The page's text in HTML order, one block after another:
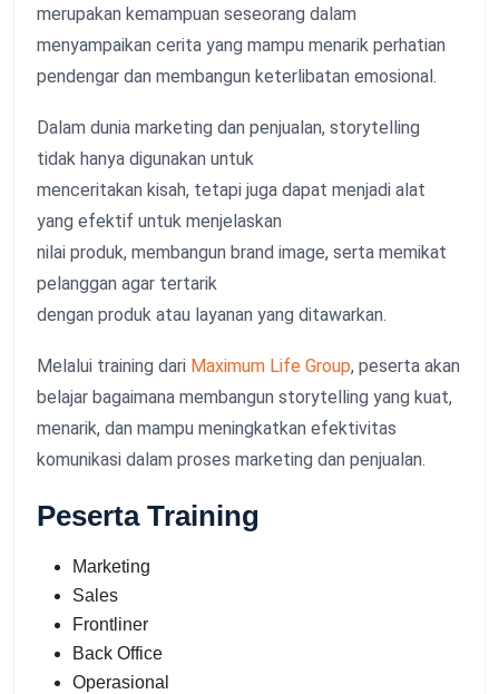
merupakan kemampuan seseorang dalam
menyampaikan cerita yang mampu menarik perhatian
pendengar dan membangun keterlibatan emosional.
Dalam dunia marketing dan penjualan, storytelling
tidak hanya digunakan untuk
menceritakan kisah, tetapi juga dapat menjadi alat
yang efektif untuk menjelaskan
nilai produk, membangun brand image, serta memikat
pelanggan agar tertarik
dengan produk atau layanan yang ditawarkan.
Melalui training dari Maximum Life Group, peserta akan
belajar bagaimana membangun storytelling yang kuat,
menarik, dan mampu meningkatkan efektivitas
komunikasi dalam proses marketing dan penjualan.
Peserta Training
Marketing
Sales
Frontliner
Back Office
Operasional